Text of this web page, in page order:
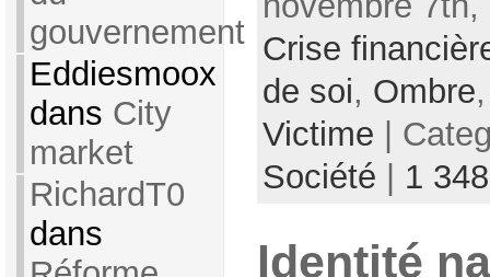
gouvernement
Eddiesmoox
dans City
market
RichardT0
dans
Crise
de soi, Ombre
Victime |
Société
1
Identité